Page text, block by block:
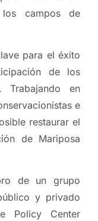
campos de
para el éxito
de los
en
e
restaurar el
de Mariposa
de un grupo
y privado
Policy Center